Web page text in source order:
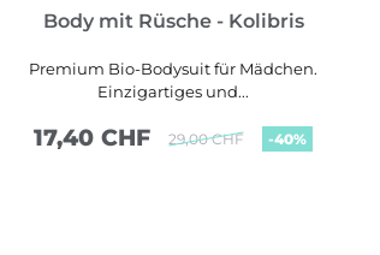
Body mit Rüsche - Kolibris
Premium Bio-Bodysuit für Mädchen.
Einzigartiges und...
17,40 CHF 29,00 CHF -40%